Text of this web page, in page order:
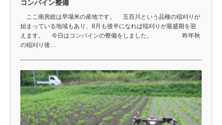
コンバイン整備
ここ南房総は早場米の産地です。 五百川という品種の稲刈りが
始まっている地域もあり、8月も後半になれば稲刈りが最盛期を迎
えます。 今日はコンバインの整備をしました。 昨年秋
の稲刈り後…